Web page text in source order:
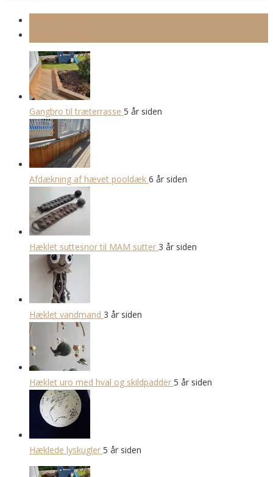
Gangbro til træterrasse 5 år siden
Afdækning af hævet pooldæk 6 år siden
Hæklet suttesnor til MAM sutter 3 år siden
Hæklet vandmand 3 år siden
Hæklet uro med hval og skildpadder 5 år siden
Hæklede lyskugler 5 år siden